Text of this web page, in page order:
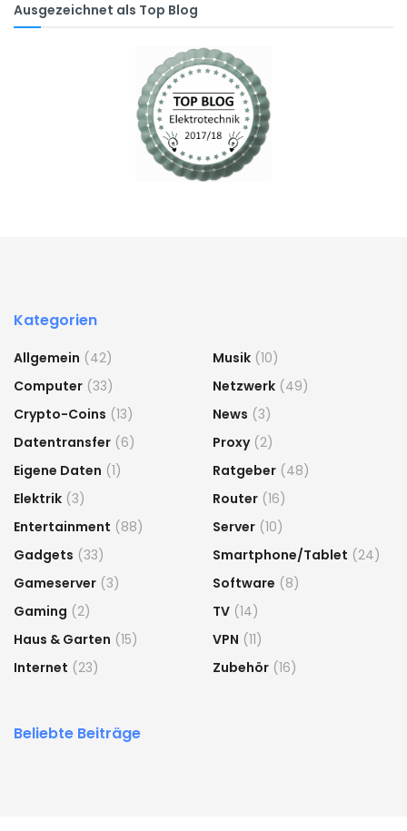
Ausgezeichnet als Top Blog
Kategorien
Allgemein (42)
Computer (33)
Crypto-Coins (13)
Datentransfer (6)
Eigene Daten (1)
Elektrik (3)
Entertainment (88)
Gadgets (33)
Gameserver (3)
Gaming (2)
Haus & Garten (15)
Internet (23)
Musik (10)
Netzwerk (49)
News (3)
Proxy(2)
Ratgeber (48)
Router (16)
Server (10)
Smartphone/Tablet (24)
Software (8)
TV (14)
VPN (11)
Zubehör (16)
Beliebte Beiträge